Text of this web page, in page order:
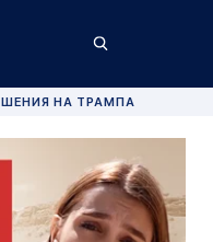
НА ТРАМПА